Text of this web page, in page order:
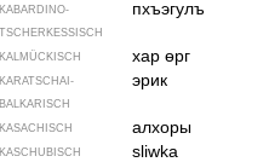
KABARDINO-
TSCHERKESSISCH
пхъэгулъ
KALMÜCKISCH хар өрг
KARATSCHAI-
BALKARISCH
эрик
KASACHISCH алхоры
KASCHUBISCH sliwka